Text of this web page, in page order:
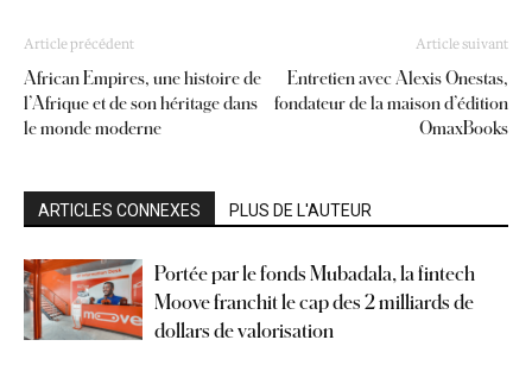
Article précédent
African Empires, une histoire de
l’Afrique et de son héritage dans
le monde moderne
Article suivant
Entretien avec Alexis Onestas,
fondateur de la maison d’édition
OmaxBooks
ARTICLES CONNEXES PLUS DE L'AUTEUR
Portée par le fonds Mubadala, la fintech
Moove franchit le cap des 2 milliards de
dollars de valorisation